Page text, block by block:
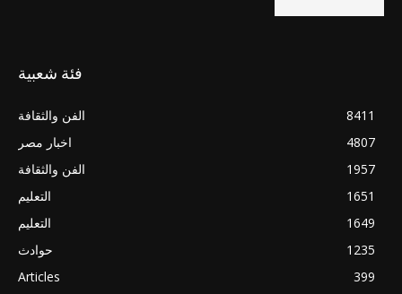
فئة شعبية
الفن والثقافة
8411
اخبار مصر
4807
الفن والثقافة
1957
التعليم
1651
التعليم
1649
حوادث
1235
Articles
399